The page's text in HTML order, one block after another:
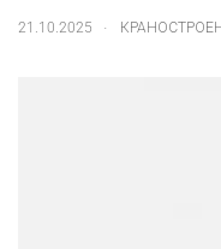
21.10.2025 .